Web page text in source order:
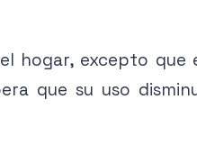
hogar, excepto que
que su uso